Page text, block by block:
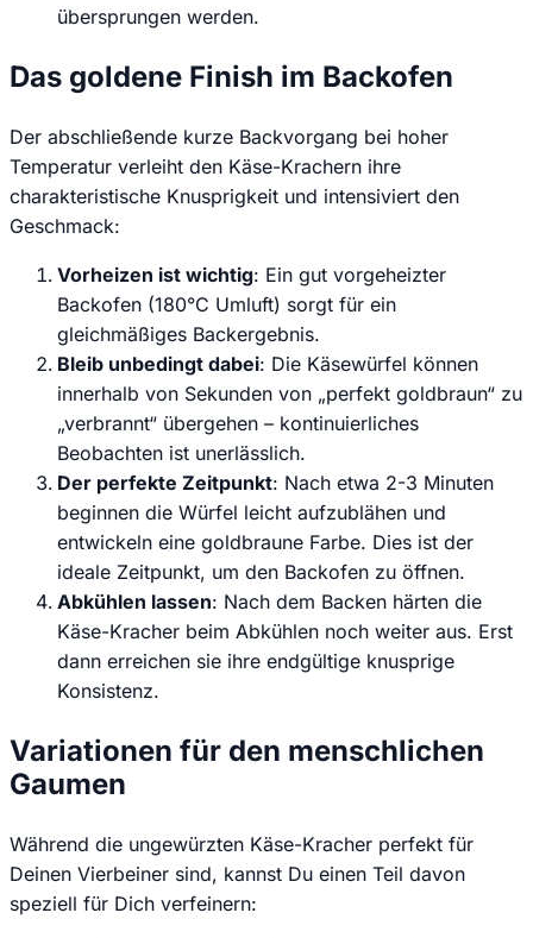
übersprungen werden.
Das goldene Finish im Backofen
Der abschließende kurze Backvorgang bei hoher
Temperatur verleiht den Käse-Krachern ihre
charakteristische Knusprigkeit und intensiviert den
Geschmack:
Vorheizen ist wichtig: Ein gut vorgeheizter
Backofen (180°C Umluft) sorgt für ein
gleichmäßiges Backergebnis.
Bleib unbedingt dabei: Die Käsewürfel können
innerhalb von Sekunden von „perfekt goldbraun“ zu
„verbrannt“ übergehen – kontinuierliches
Beobachten ist unerlässlich.
Der perfekte Zeitpunkt: Nach etwa 2-3 Minuten
beginnen die Würfel leicht aufzublähen und
entwickeln eine goldbraune Farbe. Dies ist der
ideale Zeitpunkt, um den Backofen zu öffnen.
Abkühlen lassen: Nach dem Backen härten die
Käse-Kracher beim Abkühlen noch weiter aus. Erst
dann erreichen sie ihre endgültige knusprige
Konsistenz.
Variationen für den menschlichen
Gaumen
Während die ungewürzten Käse-Kracher perfekt für
Deinen Vierbeiner sind, kannst Du einen Teil davon
speziell für Dich verfeinern: